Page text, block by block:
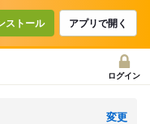
ストール アプリで開く
ログイン
変更